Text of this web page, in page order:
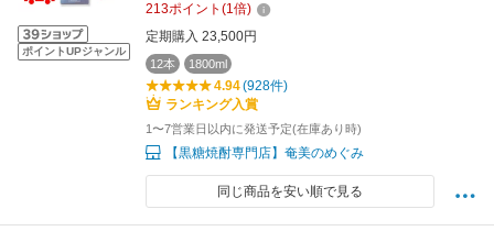
ポイントUPジャンル
213ポイント (1倍)
定期購入 23,500円
12本 1800ml
4.94(928件)
ランキング入賞
1〜7営業日以内に発送予定(在庫あり時)
【黒糖焼酎専門店】奄美のめぐみ
同じ商品を安い順で見る